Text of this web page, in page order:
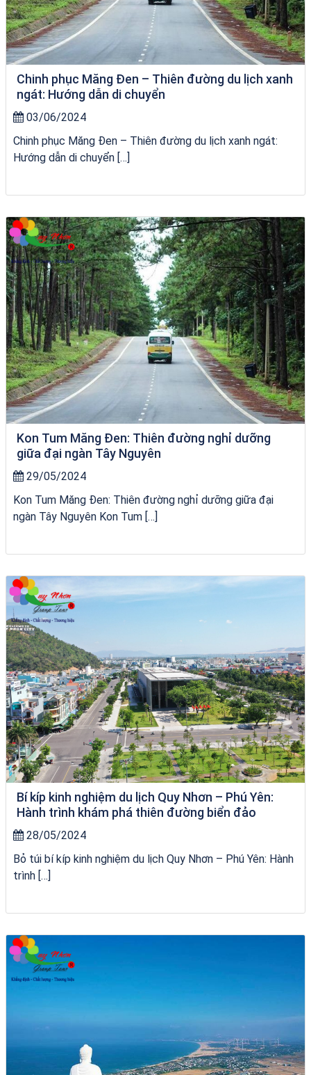
Chinh phục Măng Đen – Thiên đường du lịch xanh
ngát: Hướng dẫn di chuyển
03/06/2024
Chinh phục Măng Đen – Thiên đường du lịch xanh ngát:
Hướng dẫn di chuyển […]
Khách sạn Việt Nam Taste
Kon Tum Măng Đen: Thiên đường nghỉ dưỡng
giữa đại ngàn Tây Nguyên
29/05/2024
Kon Tum Măng Đen: Thiên đường nghỉ dưỡng giữa đại
ngàn Tây Nguyên Kon Tum […]
Khách sạn Việt Nam Taste
Bí kíp kinh nghiệm du lịch Quy Nhơn – Phú Yên:
Hành trình khám phá thiên đường biển đảo
28/05/2024
Bỏ túi bí kíp kinh nghiệm du lịch Quy Nhơn – Phú Yên: Hành
trình […]